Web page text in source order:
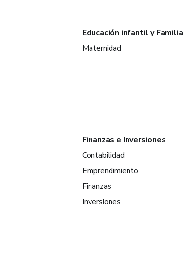
Educación infantil y Familia
Maternidad
Finanzas e Inversiones
Contabilidad
Emprendimiento
Finanzas
Inversiones